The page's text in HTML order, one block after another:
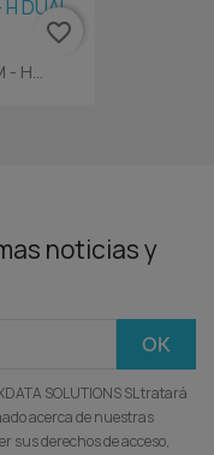
- H...
favorite_border
noticias y
SOLUTIONS SL tratará
acerca de nuestras
sus derechos de acceso,